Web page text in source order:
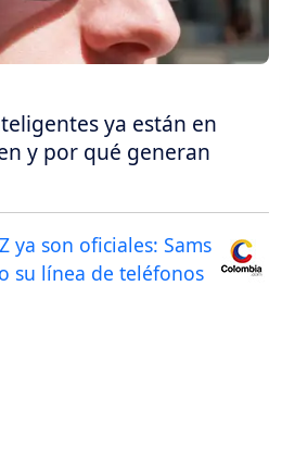
ya están en
y por qué generan